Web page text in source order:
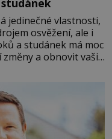
jedinečné vlastnosti,
osvěžení, ale i
a studánek má moc
a obnovit vaši
do svého života